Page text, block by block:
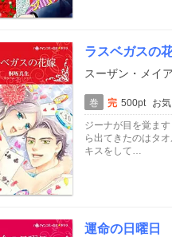
ラスベガスの
スーザン・メイ
巻 完 500pt
お
ジーナが目を覚ま
ら出てきたのはタ
キスをして…
運命の日曜日